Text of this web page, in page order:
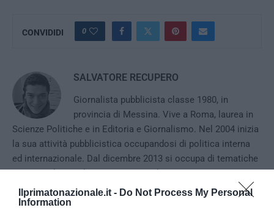
Ilprimatonazionale.it - Do Not Process My Personal
Information
CONVIDIDI 0
SALVATORE RECUPERO
Giornalista pubblicista classe 1980, in
provincia di Messina. Vive a Roma, laurea in
Scienze Politiche e in Editoria e Giornalismo. Nel 2004 inizia
la sua attività pubblicistica occupandosi di politica interna
ed internazionale. Dal dicembre 2013 si occupa di tematiche
economiche per Il Primato Nazionale.